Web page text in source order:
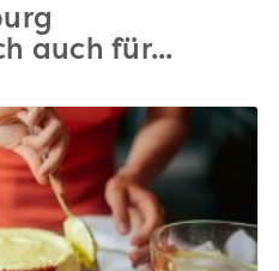
auch für...